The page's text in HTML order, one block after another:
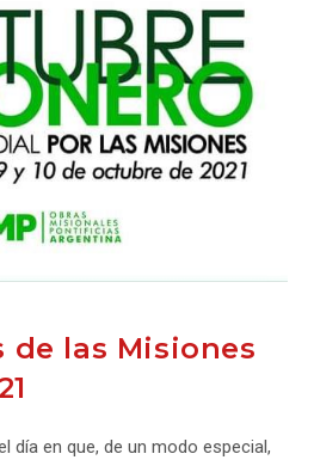
de las Misiones
día en que, de un modo especial,